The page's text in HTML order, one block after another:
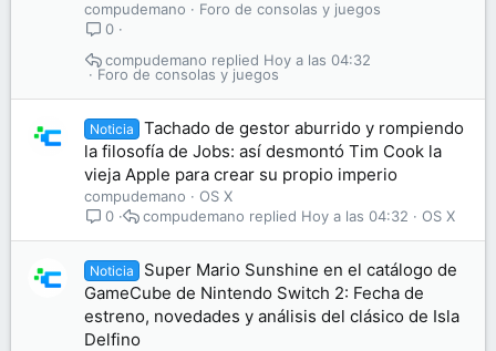
compudemano
Foro de consolas y juegos
0
Foro de consolas y juegos
Hoy a las 04:32
compudemano
Noticia
Tachado de gestor aburrido y rompiendo
la filosofía de Jobs: así desmontó Tim Cook la
vieja Apple para crear su propio imperio
compudemano
OS X
0
OS X
Hoy a las 04:32
compudemano
Noticia
Super Mario Sunshine en el catálogo de
GameCube de Nintendo Switch 2: Fecha de
estreno, novedades y análisis del clásico de Isla
Delfino